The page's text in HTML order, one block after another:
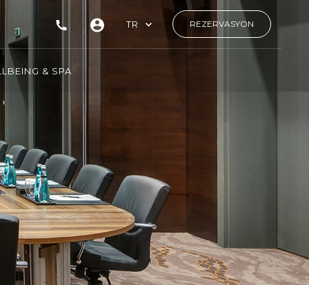
TR REZERVASYON
& SPA